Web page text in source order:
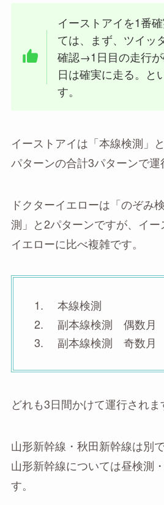
イーストアイを1番
ては、まず、ツイッ
確認→1日目の走行
日は確実に走る。と
す。
イーストアイは「本線検測」
パターンの合計3パターンで運
ドクターイエローは「のぞみ
測」と2パターンですが、イ
イエローに比べ複雑です。
本線検測
副本線検測 偶数月
副本線検測 奇数月
どれも3日間かけて運行されま
山形新幹線・秋田新幹線は別
山形新幹線については昼検測
す。